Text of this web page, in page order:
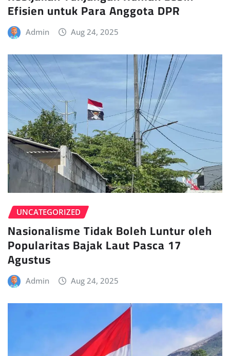
Efisien untuk Para Anggota DPR
Admin Aug 24, 2025
UNCATEGORIZED
Nasionalisme Tidak Boleh Luntur oleh
Popularitas Bajak Laut Pasca 17
Agustus
Admin Aug 24, 2025